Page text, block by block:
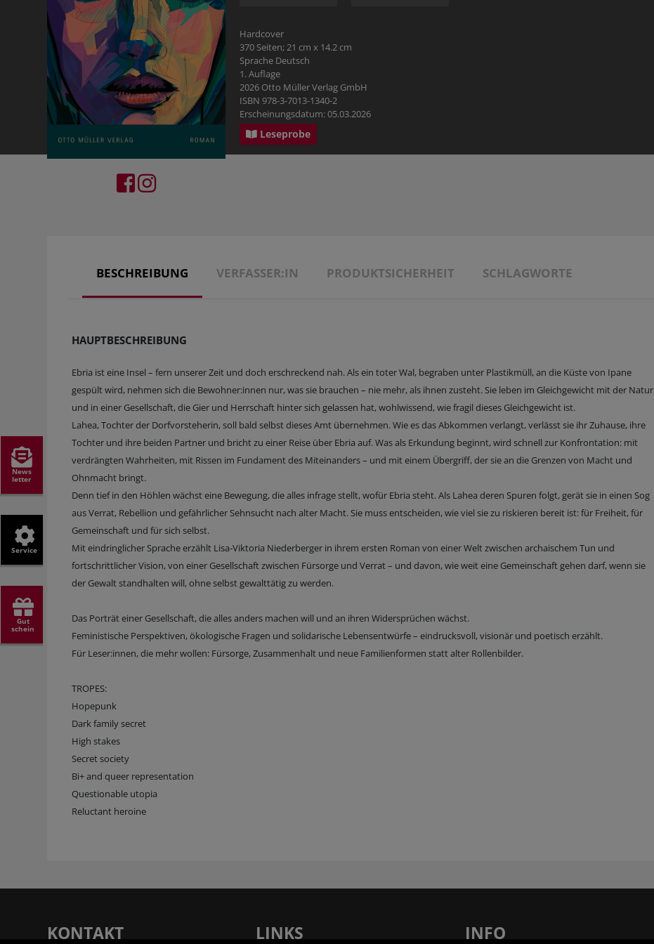
RATGEBER
BILDBÄNDE
GESCHICHTE POLITIK & WIRTSCHAFT & GESELLSCHAFT
PHILOSOPHIE & RELIGION
TYROLBUCH
PHILOSOPHIE & RELIGION
KOSMOS GECKO RUN
News
letter
Service
Gut
schein
Hardcover
370 Seiten; 21 cm x 14.2 cm
Sprache Deutsch
1. Auflage
2026 Otto Müller Verlag GmbH
ISBN 978-3-7013-1340-2
Erscheinungsdatum: 05.03.2026
Leseprobe
BESCHREIBUNG VERFASSER:IN PRODUKTSICHERHEIT SCHLAGWORTE
HAUPTBESCHREIBUNG
Ebria ist eine Insel – fern unserer Zeit und doch erschreckend nah. Als ein toter Wal, begraben unter Plastikmüll, an die Küste von Ipane
gespült wird, nehmen sich die Bewohner:innen nur, was sie brauchen – nie mehr, als ihnen zusteht. Sie leben im Gleichgewicht mit der Natur
und in einer Gesellschaft, die Gier und Herrschaft hinter sich gelassen hat, wohlwissend, wie fragil dieses Gleichgewicht ist.
Lahea, Tochter der Dorfvorsteherin, soll bald selbst dieses Amt übernehmen. Wie es das Abkommen verlangt, verlässt sie ihr Zuhause, ihre
Tochter und ihre beiden Partner und bricht zu einer Reise über Ebria auf. Was als Erkundung beginnt, wird schnell zur Konfrontation: mit
verdrängten Wahrheiten, mit Rissen im Fundament des Miteinanders – und mit einem Übergriff, der sie an die Grenzen von Macht und
Ohnmacht bringt.
Denn tief in den Höhlen wächst eine Bewegung, die alles infrage stellt, wofür Ebria steht. Als Lahea deren Spuren folgt, gerät sie in einen Sog
aus Verrat, Rebellion und gefährlicher Sehnsucht nach alter Macht. Sie muss entscheiden, wie viel sie zu riskieren bereit ist: für Freiheit, für
Gemeinschaft und für sich selbst.
Mit eindringlicher Sprache erzählt Lisa-Viktoria Niederberger in ihrem ersten Roman von einer Welt zwischen archaischem Tun und
fortschrittlicher Vision, von einer Gesellschaft zwischen Fürsorge und Verrat – und davon, wie weit eine Gemeinschaft gehen darf, wenn sie
der Gewalt standhalten will, ohne selbst gewalttätig zu werden.
Das Porträt einer Gesellschaft, die alles anders machen will und an ihren Widersprüchen wächst.
Feministische Perspektiven, ökologische Fragen und solidarische Lebensentwürfe – eindrucksvoll, visionär und poetisch erzählt.
Für Leser:innen, die mehr wollen: Fürsorge, Zusammenhalt und neue Familienformen statt alter Rollenbilder.
TROPES:
Hopepunk
Dark family secret
High stakes
Secret society
Bi+ and queer representation
Questionable utopia
Reluctant heroine
KONTAKT LINKS INFO